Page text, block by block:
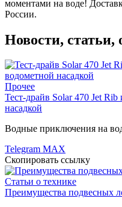
моментами на воде!
России.
Новости, статьи,
Прочее
Тест-драйв Solar 470 Jet
насадкой
Водные приключения на
Telegram MAX
Скопировать ссылку
Статьи о технике
Преимущества подвесных